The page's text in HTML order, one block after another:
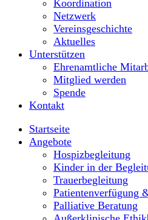
Koordination
Netzwerk
Vereinsgeschichte
Aktuelles
Unterstützen
Ehrenamtliche
Mitglied werden
Spende
Kontakt
Startseite
Angebote
Hospizbegleitung
Kinder in der
Trauerbegleitung
Patientenverfügung
Palliative Beratung